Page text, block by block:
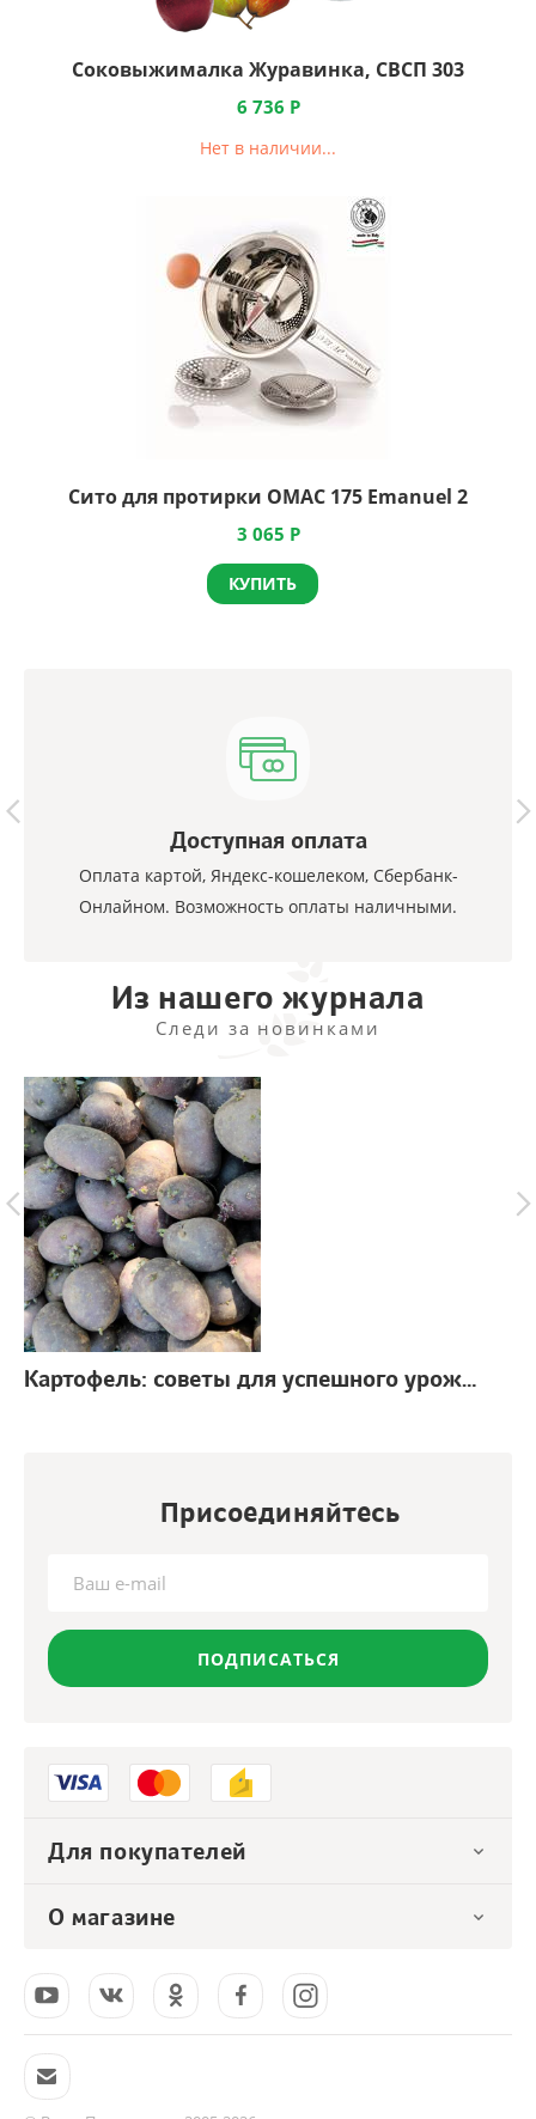
Соковыжималка Журавинка, СВСП 303
6 736 Р
Нет в наличии...
Сито для протирки OMAC 175 Emanuel 2
3 065 Р
КУПИТЬ
Доступная оплата
Оплата картой, Яндекс-кошелеком, Сбербанк-
Онлайном. Возможность оплаты наличными.
Из нашего журнала
Следи за новинками
Картофель: советы для успешного урожая
Присоединяйтесь
ПОДПИСАТЬСЯ
Для покупателей
О магазине